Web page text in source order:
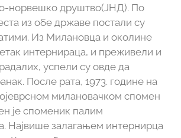
норвешко друштво(ЈНД). По
из обе државе постали су
Из Милановца и околине
интернираца, и преживели и
успели су овде да
После рата, 1973. године на
милановачком спомен
је споменик палим
Највише залагањем интернирца